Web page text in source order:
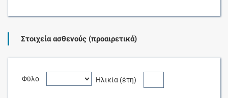
Στοιχεία ασθενούς (προαιρετικά)
Φύλο Ηλικία (έτη)